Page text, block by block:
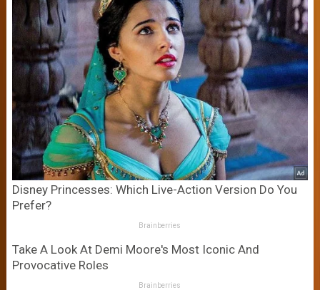
Disney Princesses: Which Live-Action Version Do You
Prefer?
Brainberries
Take A Look At Demi Moore's Most Iconic And
Provocative Roles
Brainberries